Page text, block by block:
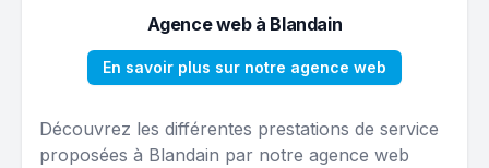
Agence web à Blandain
En savoir plus sur notre agence web
Découvrez les différentes prestations de service
proposées à Blandain par notre agence web